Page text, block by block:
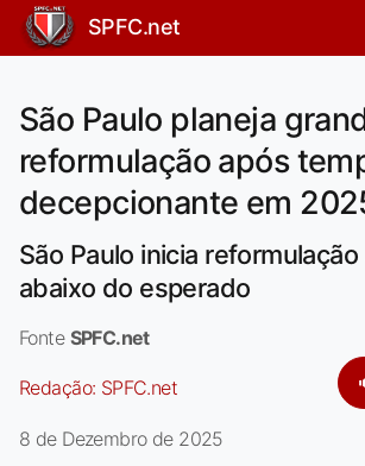
SPFC.net
São Paulo planeja
reformulação após
decepcionante em
São Paulo inicia
abaixo do esperado
Fonte SPFC.net
Redação: SPFC.net
8 de Dezembro de 2025